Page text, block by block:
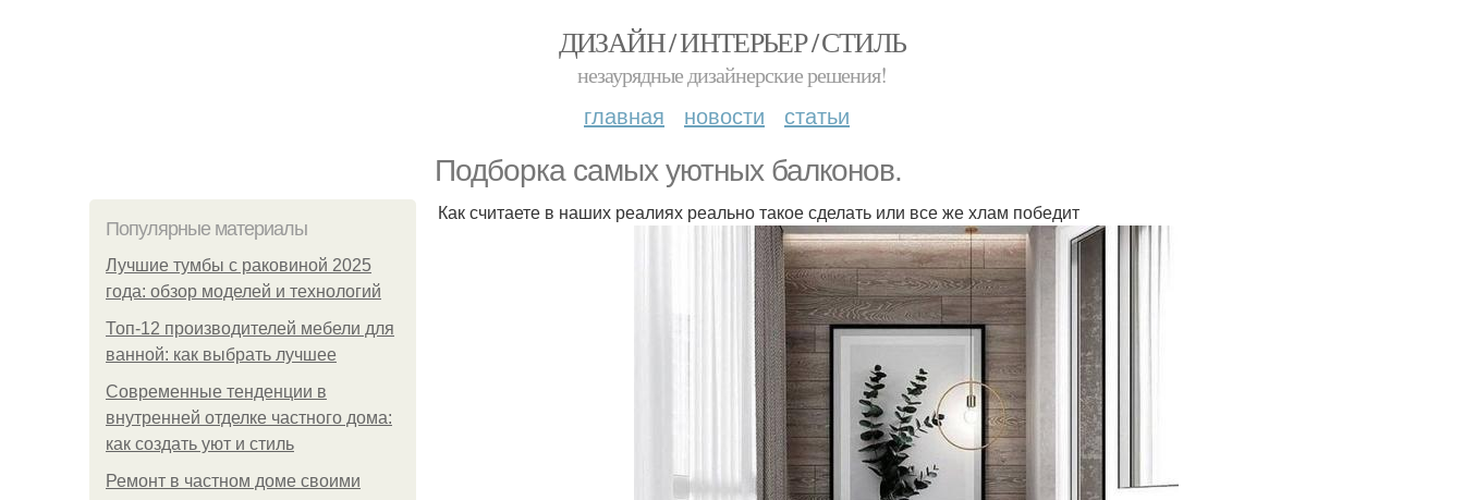
ДИЗАЙН / ИНТЕРЬЕР / СТИЛЬ
незаурядные дизайнерские решения!
главная новости статьи
Подборка самых уютных балконов.
Популярные материалы
Лучшие тумбы с раковиной 2025
года: обзор моделей и технологий
Топ-12 производителей мебели для
ванной: как выбрать лучшее
Современные тенденции в
внутренней отделке частного дома:
как создать уют и стиль
Ремонт в частном доме своими
Как считаете в наших реалиях реально такое сделать или все же хлам победит